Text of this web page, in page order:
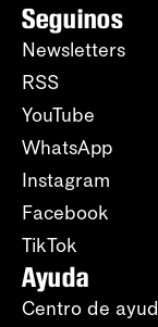
Seguinos
Newsletters
RSS
YouTube
WhatsApp
Instagram
Facebook
TikTok
Ayuda
Centro de